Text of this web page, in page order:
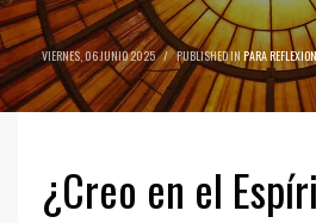
VIERNES, 06 JUNIO 2025 / PUBLISHED INPARA
¿Creo en el